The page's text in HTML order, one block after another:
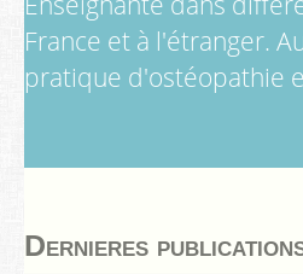
Contact
France et à l'étranger.
pratique d'ostéopathie
Dernieres